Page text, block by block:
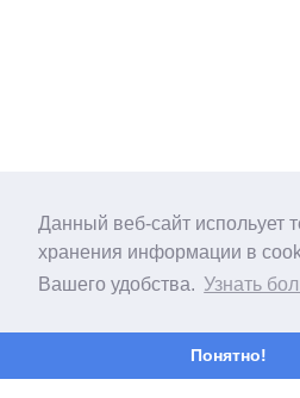
Данный веб-сайт испольует
хранения информации в
Вашего удобства. Узнать
Понятно!